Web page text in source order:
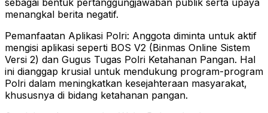
sebagai bentuk pertanggungjawaban publik serta upaya
menangkal berita negatif.
Pemanfaatan Aplikasi Polri: Anggota diminta untuk aktif
mengisi aplikasi seperti BOS V2 (Binmas Online Sistem
Versi 2) dan Gugus Tugas Polri Ketahanan Pangan. Hal
ini dianggap krusial untuk mendukung program-program
Polri dalam meningkatkan kesejahteraan masyarakat,
khususnya di bidang ketahanan pangan.